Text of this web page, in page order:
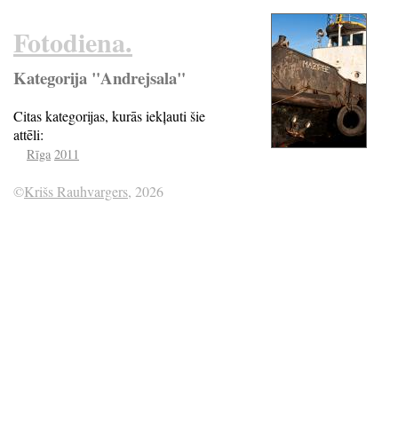
Fotodiena.
Kategorija "Andrejsala"
Citas kategorijas, kurās iekļauti šie
attēli:
Rīga 2011
©Krišs Rauhvargers, 2026